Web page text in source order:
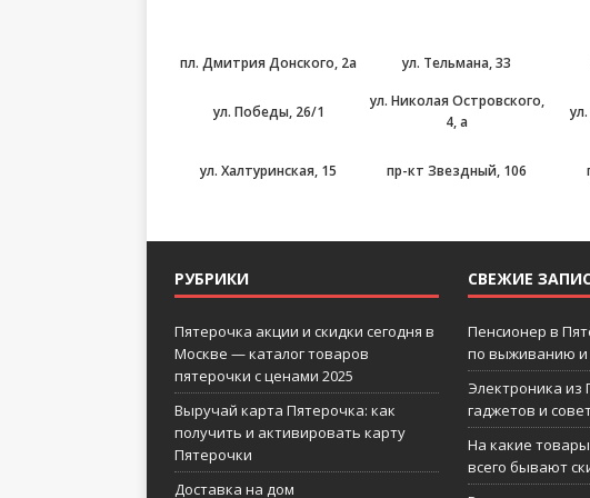
пл. Дмитрия Донского, 2а ул. Тельмана, 33
ул. Победы, 26/1
ул. Николая Островского,
4, а
ул. Халтуринская, 15 пр-кт Звездный, 106
РУБРИКИ
Пятерочка акции и скидки сегодня в
Москве — каталог товаров
пятерочки с ценами 2025
Выручай карта Пятерочка: как
получить и активировать карту
Пятерочки
Доставка на дом
СВЕЖИЕ
Пенсионер в
по выживанию и
Электроника из
гаджетов и
На какие
всего бывают